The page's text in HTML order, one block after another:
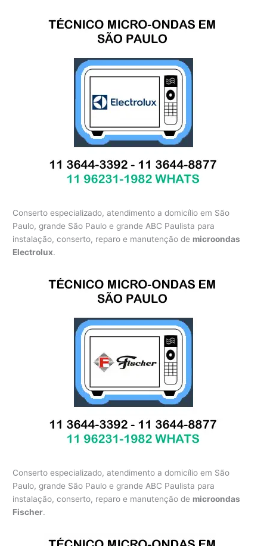
Conserto especializado, atendimento a domicílio em São
Paulo, grande São Paulo e grande ABC Paulista para
instalação, conserto, reparo e manutenção de microondas
Electrolux.
Conserto especializado, atendimento a domicílio em São
Paulo, grande São Paulo e grande ABC Paulista para
instalação, conserto, reparo e manutenção de microondas
Fischer.